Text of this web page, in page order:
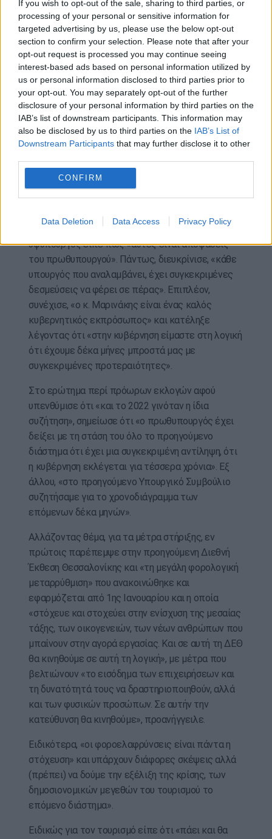
If you wish to opt-out of the sale, sharing to third parties, or
processing of your personal or sensitive information for
targeted advertising by us, please use the below opt-out
section to confirm your selection. Please note that after your
opt-out request is processed you may continue seeing
interest-based ads based on personal information utilized by
us or personal information disclosed to third parties prior to
your opt-out. You may separately opt-out of the further
disclosure of your personal information by third parties on the
IAB’s list of downstream participants. This information may
also be disclosed by us to third parties on the IAB’s List of
Downstream Participants that may further disclose it to other
CONFIRM
Data Deletion Data Access Privacy Policy
Επέμεινε δε, «στη ρότα που έχουμε χαράξει κι
επιμένει και ο πρωθυπουργός, δουλειά –
προοπτική για την επόμενη ημέρα – δημόσιο
ύφος». Και υπογράμμισε ότι «σε σχέση με το
προεκλογικό πρόγραμμα του 2023 έχομε
εκπληρώσει το μεγαλύτερο μέρος».
Σε επόμενο σημείο της συνέντευξης διαβεβαίωσε
ότι «θα κρατήσουμε τη χώρα μας στη σωστή
γραμμή με δημοσιονομική σταθερότητα και
βοηθώντας εκείνους που έχουν μεγαλύτερη
ανάγκη», αλλά και «με περισσότερες ίσες
ευκαιρίες για όλους. Μόνον έτσι η πατρίδα μας
Ερωτηθείς για τον επικείμενο ανασχηματισμό, ο
υφυπουργός είπε πως «αυτές είναι αποφάσεις
του πρωθυπουργού». Πάντως, διευκρίνισε, «κάθε
υπουργός που αναλαμβάνει, έχει συγκεκριμένες
δεσμεύσεις να φέρει σε πέρας». Επιπλέον,
συνέχισε, «ο κ. Μαρινάκης είναι ένας καλός
κυβερνητικός εκπρόσωπος» και κατέληξε
λέγοντας ότι «στην κυβέρνηση είμαστε στη λογική
ότι έχουμε δέκα μήνες μπροστά μας με
συγκεκριμένες προτεραιότητες».
Στο ερώτημα περί πρόωρων εκλογών αφού
υπενθύμισε ότι «και το 2022 γινόταν η ίδια
συζήτηση», σημείωσε ότι «ο πρωθυπουργός έχει
δείξει με τη στάση του όλο το προηγούμενο
διάστημα ότι έχει μια συγκεκριμένη αντίληψη, ότι
η κυβέρνηση εκλέγεται για τέσσερα χρόνια». Εξ
άλλου, «στο προηγούμενο Υπουργικό Συμβούλιο
συζητήσαμε για το χρονοδιάγραμμα των
επόμενων δέκα μηνών».
Αλλάζοντας θέμα, για τα μέτρα στήριξης, εν
πρώτοις παρέπεμψε στην προηγούμενη Διεθνή
Έκθεση Θεσσαλονίκης και «τη μεγάλη φορολογική
μεταρρύθμιση» που ανακοινώθηκε και
εφαρμόζεται από 1ης Ιανουαρίου και η οποία
«στόχευε και στοχεύει στην ενίσχυση της μεσαίας
τάξης, των οικογενειών, των νέων ανθρώπων που
μπαίνουν στην αγορά εργασίας. Και σε αυτή τη ΔΕΘ
θα κινηθούμε σε αυτή τη λογική», με μέτρα που
βελτιώνουν «το εισόδημα των επιχειρήσεων και
τη δυνατότητά τους να δραστηριοποιηθούν, αλλά
και των φυσικών προσώπων. Σε αυτήν την
κατεύθυνση θα κινηθούμε», προανήγγειλε.
Ειδικότερα, «οι φοροελαφρύνσεις είναι πάντα η
στόχευση» και υπάρχουν διάφορες σκέψεις αλλά
(πρέπει) να δούμε την εξέλιξη της κρίσης, των
δημοσιονομικών μεγεθών του τουρισμού το
επόμενο διάστημα».
Ειδικώς για τον τουρισμό είπε ότι «πάει και θα